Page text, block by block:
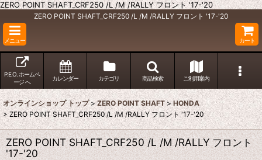
ZERO POINT SHAFT_CRF250 /L /M /RALLY フロント '17-'20
ZERO POINT SHAFT_CRF250 /L /M /RALLY フロント '17-'20
メニュー カート
P.E.O. ホームペ
ージ へ
カレンダー カテゴリ 商品検索 ご利用案内
オンラインショップ トップ > ZERO POINT SHAFT > HONDA
> ZERO POINT SHAFT_CRF250 /L /M /RALLY フロント '17-'20
ZERO POINT SHAFT_CRF250 /L /M /RALLY フロント
'17-'20